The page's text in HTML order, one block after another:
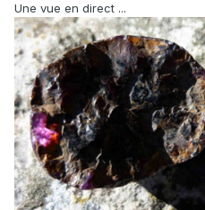
Une vue en direct ...